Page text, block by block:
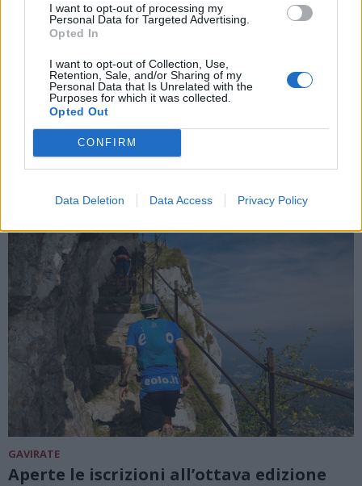
I want to opt-out of processing my
Personal Data for Targeted Advertising.
Opted In
I want to opt-out of Collection, Use,
Retention, Sale, and/or Sharing of my
Personal Data that Is Unrelated with the
Purposes for which it was collected.
Opted Out
CONFIRM
Data Deletion Data Access Privacy Policy
SANGIANO
Grande Successo per la terza edizione del
“Giro del Picuz“ a Sangiano
GAVIRATE
Aperte le iscrizioni all’ottava edizione